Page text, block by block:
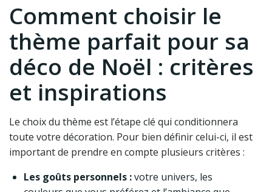
Comment choisir le
thème parfait pour sa
déco de Noël : critères
et inspirations
Le choix du thème est l’étape clé qui conditionnera
toute votre décoration. Pour bien définir celui-ci, il est
important de prendre en compte plusieurs critères :
Les goûts personnels :votre univers, les